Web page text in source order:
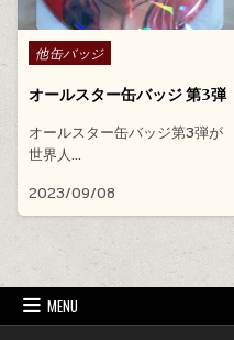
Posted in
他缶バッジ
オールスター缶バッジ 第3弾
オールスター缶バッジ第3弾が
世界人…
2023/09/08
MENU